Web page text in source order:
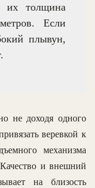
их толщина
Если
плывун,
не доходя одного
веревкой к
механизма
и внешний
на близость